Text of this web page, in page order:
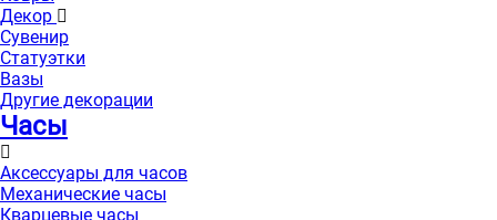
Декор
Сувенир
Статуэтки
Вазы
Другие декорации
Часы
Аксессуары для часов
Механические часы
Кварцевые часы